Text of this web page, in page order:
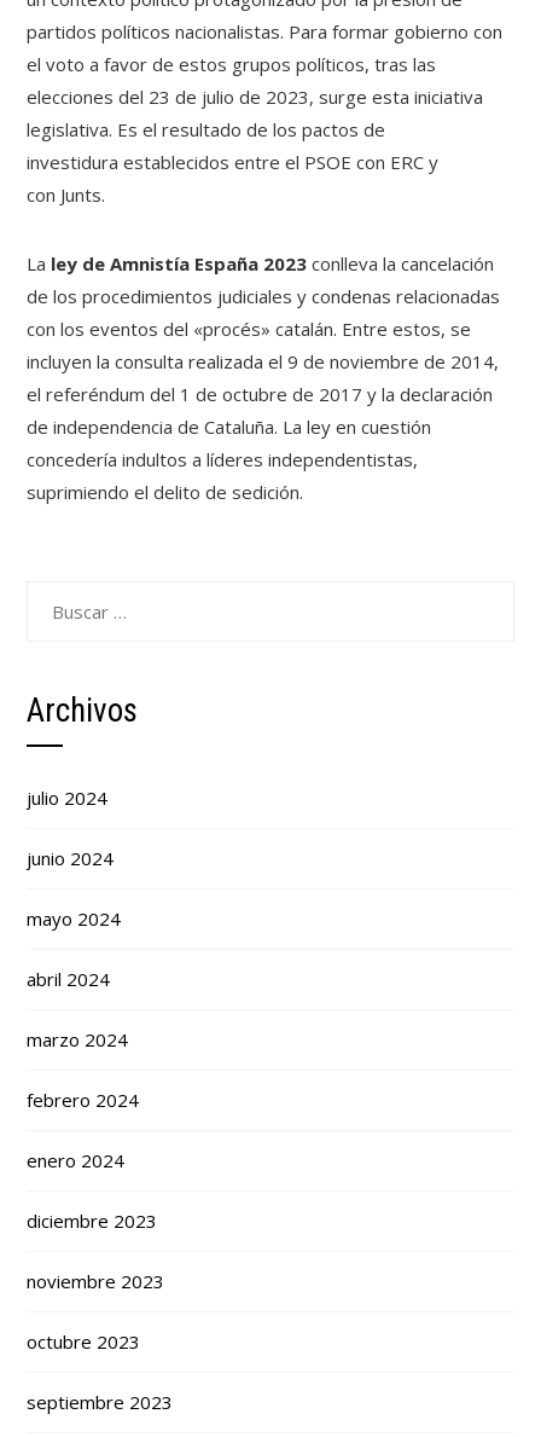
partidos políticos nacionalistas. Para formar gobierno con
el voto a favor de estos grupos políticos, tras las
elecciones del 23 de julio de 2023, surge esta iniciativa
legislativa. Es el resultado de los pactos de
investidura establecidos entre el PSOE con ERC y
con Junts.
La ley de Amnistía España 2023 conlleva la cancelación
de los procedimientos judiciales y condenas relacionadas
con los eventos del «procés» catalán. Entre estos, se
incluyen la consulta realizada el 9 de noviembre de 2014,
el referéndum del 1 de octubre de 2017 y la declaración
de independencia de Cataluña. La ley en cuestión
concedería indultos a líderes independentistas,
suprimiendo el delito de sedición.
Archivos
julio 2024
junio 2024
mayo 2024
abril 2024
marzo 2024
febrero 2024
enero 2024
diciembre 2023
noviembre 2023
octubre 2023
septiembre 2023